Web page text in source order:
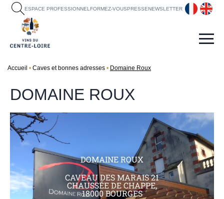
ESPACE PROFESSIONNEL FORMEZ-VOUSPRESSENEWSLETTER fr en
Accueil Caves et bonnes adresses Domaine Roux
DOMAINE ROUX
DOMAINE ROUX
CAVEAU DES MARAIS 21
CHAUSSÉE DE CHAPPE,
18000 BOURGES